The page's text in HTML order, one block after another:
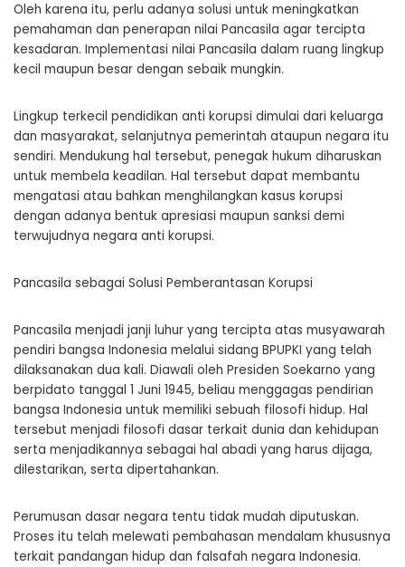
Oleh karena itu, perlu adanya solusi untuk meningkatkan
pemahaman dan penerapan nilai Pancasila agar tercipta
kesadaran. Implementasi nilai Pancasila dalam ruang lingkup
kecil maupun besar dengan sebaik mungkin.
Lingkup terkecil pendidikan anti korupsi dimulai dari keluarga
dan masyarakat, selanjutnya pemerintah ataupun negara itu
sendiri. Mendukung hal tersebut, penegak hukum diharuskan
untuk membela keadilan. Hal tersebut dapat membantu
mengatasi atau bahkan menghilangkan kasus korupsi
dengan adanya bentuk apresiasi maupun sanksi demi
terwujudnya negara anti korupsi.
Pancasila sebagai Solusi Pemberantasan Korupsi
Pancasila menjadi janji luhur yang tercipta atas musyawarah
pendiri bangsa Indonesia melalui sidang BPUPKI yang telah
dilaksanakan dua kali. Diawali oleh Presiden Soekarno yang
berpidato tanggal 1 Juni 1945, beliau menggagas pendirian
bangsa Indonesia untuk memiliki sebuah filosofi hidup. Hal
tersebut menjadi filosofi dasar terkait dunia dan kehidupan
serta menjadikannya sebagai hal abadi yang harus dijaga,
dilestarikan, serta dipertahankan.
Perumusan dasar negara tentu tidak mudah diputuskan.
Proses itu telah melewati pembahasan mendalam khususnya
terkait pandangan hidup dan falsafah negara Indonesia.